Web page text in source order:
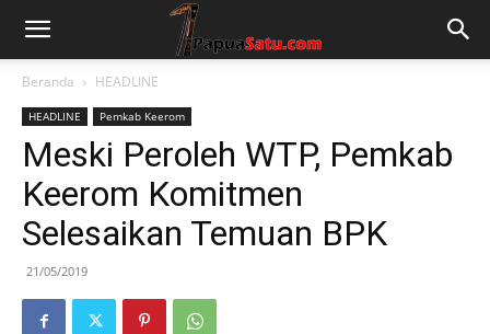
Beranda HEADLINE
HEADLINE Pemkab Keerom
Meski Peroleh WTP, Pemkab
Keerom Komitmen
Selesaikan Temuan BPK
21/05/2019